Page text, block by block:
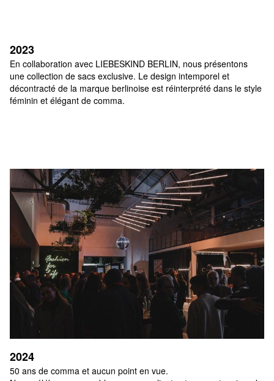
2023
En collaboration avec LIEBESKIND BERLIN, nous présentons
une collection de sacs exclusive. Le design intemporel et
décontracté de la marque berlinoise est réinterprété dans le style
féminin et élégant de comma.
2024
50 ans de comma et aucun point en vue.